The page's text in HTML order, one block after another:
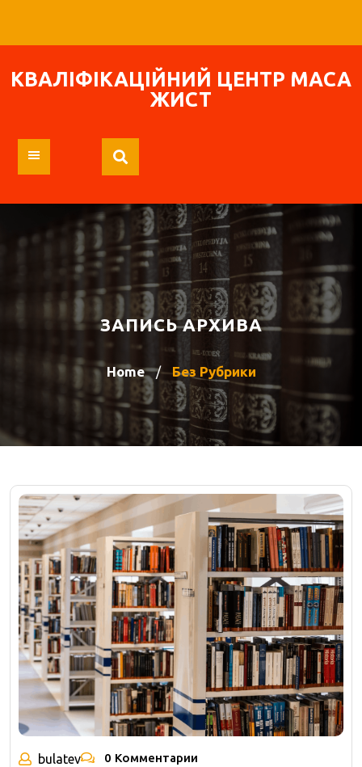
содержимому
КВАЛІФІКАЦІЙНИЙ ЦЕНТР МАСА
ЖИСТ
ЗАПИСЬ АРХИВА
Home / Без Рубрики
bulatev 0 Комментарии